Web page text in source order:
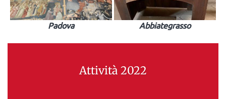
Padova Abbiategrasso
Attività 2022